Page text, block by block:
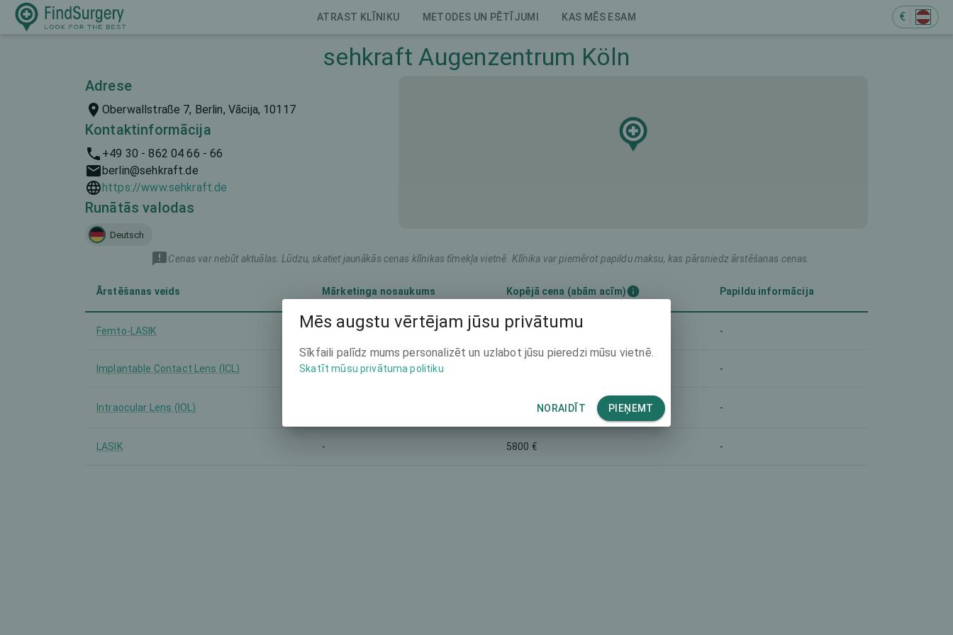
ATRAST KLĪNIKU METODES UN PĒTĪJUMI KAS MĒS ESAM €
sehkraft Augenzentrum Köln
Adrese
Oberwallstraße 7, Berlin, Vācija, 10117
Kontaktinformācija
+49 30 - 862 04 66 - 66
berlin@sehkraft.de
https://www.sehkraft.de
Runātās valodas
Deutsch
Cenas var nebūt aktuālas. Lūdzu, skatiet jaunākās cenas klīnikas tīmekļa vietnē. Klīnika var piemērot papildu maksu, kas pārsniedz ārstēšanas cenas.
Ārstēšanas veids Mārketinga nosaukums Kopējā cena (abām acīm) Papildu informācija
Femto-LASIK - 5800 € -
Implantable Contact Lens (ICL) - -
Intraocular Lens (IOL) -
LASIK - 5800 € -
Mēs augstu vērtējam jūsu privātumu
Sīkfaili palīdz mums personalizēt un uzlabot jūsu pieredzi mūsu vietnē.
Skatīt mūsu privātuma politiku
NORAIDĪT PIEŅEMT